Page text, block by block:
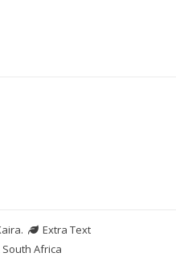
.
Extra Text
South Africa